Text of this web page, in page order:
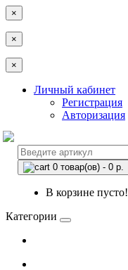
×
×
×
Личный кабинет
Регистрация
Авторизация
0 товар(ов) - 0 р.
В корзине пусто!
Категории